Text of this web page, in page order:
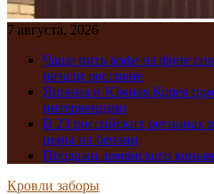
7 августа, 2026
Чаще пить кофе на фоне
начали россияне
Япония и Южная Корея
интервенцию
В 23 российских регионах
цены на бензин
Продажи армянского
Кровли заборы